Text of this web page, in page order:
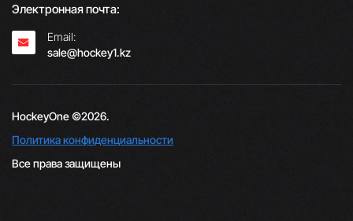
Электронная почта:
Email:
sale@hockey1.kz
HockeyOne ©2026.
Политика конфиденциальности
Все права защищены